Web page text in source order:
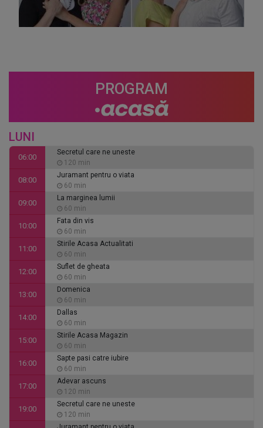
PROGRAM
LUNI
06:00
Secretul care ne uneste
120 min
08:00
Juramant pentru o viata
60 min
09:00
La marginea lumii
60 min
10:00
Fata din vis
60 min
11:00
Stirile Acasa Actualitati
60 min
12:00
Suflet de gheata
60 min
13:00
Domenica
60 min
14:00
Dallas
60 min
15:00
Stirile Acasa Magazin
60 min
16:00
Sapte pasi catre iubire
60 min
17:00
Adevar ascuns
120 min
19:00
Secretul care ne uneste
120 min